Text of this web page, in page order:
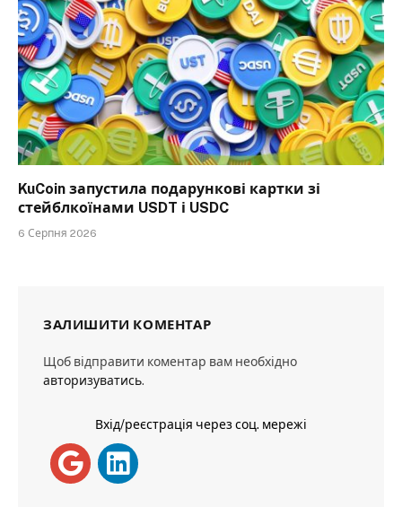
KuCoin запустила подарункові картки зі
стейблкоїнами USDT і USDC
6 Серпня 2026
ЗАЛИШИТИ КОМЕНТАР
Щоб відправити коментар вам необхідно
авторизуватись.
Вхід/реєстрація через соц. мережі